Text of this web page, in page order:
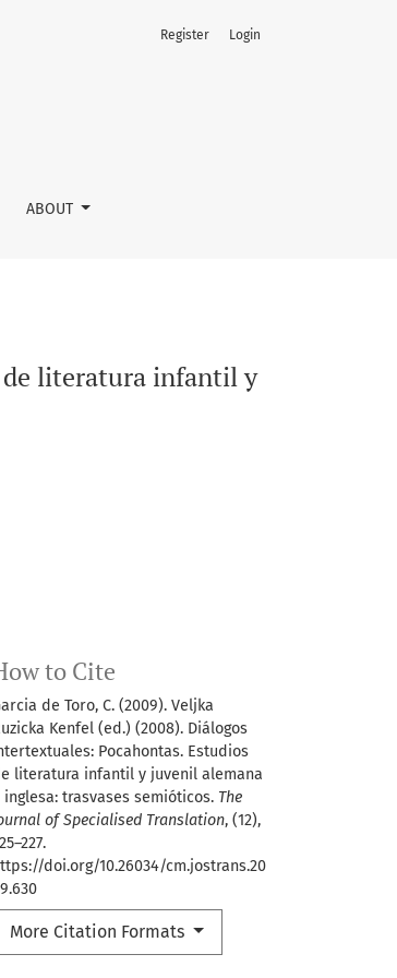
inglesa: trasvases semióticos
ABOUT
Register Login
de literatura infantil y
to Cite
de Toro, C. (2009). Veljka
Kenfel (ed.) (2008). Diálogos
Pocahontas. Estudios
literatura infantil y juvenil alemana
inglesa: trasvases semióticos. The
of Specialised Translation, (12),
doi.org/10.26034/cm.jostrans.20
More Citation Formats